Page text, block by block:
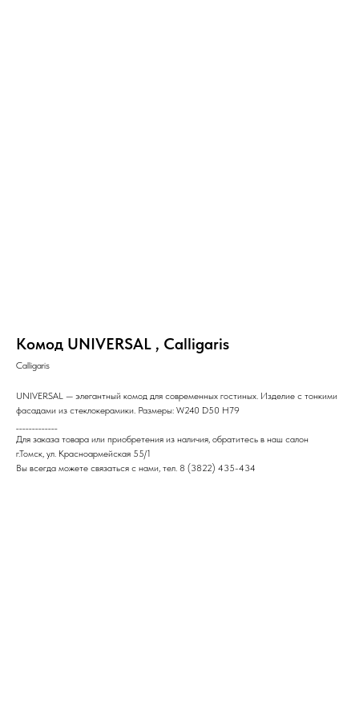
Комод UNIVERSAL , Calligaris
Calligaris
UNIVERSAL — элегантный комод для современных гостиных. Изделие с тонкими
фасадами из стеклокерамики.‎ Размеры: W240 D50 H79
Для заказа товара или приобретения из наличия, обратитесь в наш салон
г.Томск, ул. Красноармейская 55/1
Вы всегда можете связаться с нами, тел. 8 (3822) 435-434